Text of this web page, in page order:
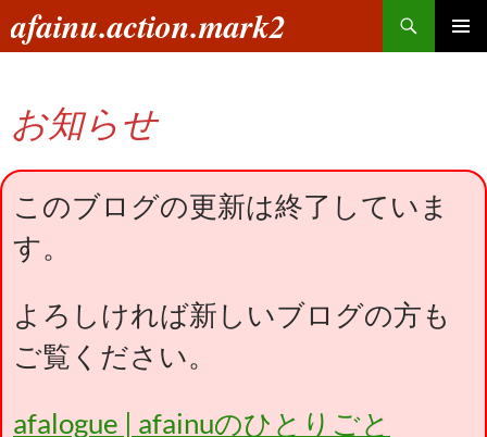
ン
へ
ス
キ
プ
afainu.action.mark2
索
お知らせ
このブログの更新は終了していま
す。
よろしければ新しいブログの方も
ご覧ください。
afalogue | afainuのひとりごと